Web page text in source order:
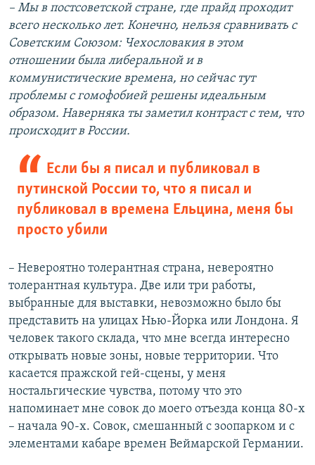
– Мы в постсоветской стране, где прайд проходит
всего несколько лет. Конечно, нельзя сравнивать с
Советским Союзом: Чехословакия в этом
отношении была либеральной и в
коммунистические времена, но сейчас тут
проблемы с гомофобией решены идеальным
образом. Наверняка ты заметил контраст с тем, что
происходит в России.
Если бы я писал и публиковал в
путинской России то, что я писал и
публиковал в времена Ельцина, меня бы
просто убили
– Невероятно толерантная страна, невероятно
толерантная культура. Две или три работы,
выбранные для выставки, невозможно было бы
представить на улицах Нью-Йорка или Лондона. Я
человек такого склада, что мне всегда интересно
открывать новые зоны, новые территории. Что
касается пражской гей-сцены, у меня
ностальгические чувства, потому что это
напоминает мне совок до моего отъезда конца 80-х
– начала 90-х. Совок, смешанный с зоопарком и с
элементами кабаре времен Веймарской Германии.